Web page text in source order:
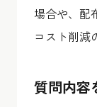
場合や、配
コスト削減
質問内容